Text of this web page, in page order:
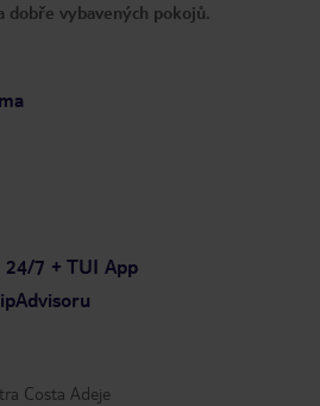
dobře vybavených pokojů.
7 + TUI App
Costa Adeje